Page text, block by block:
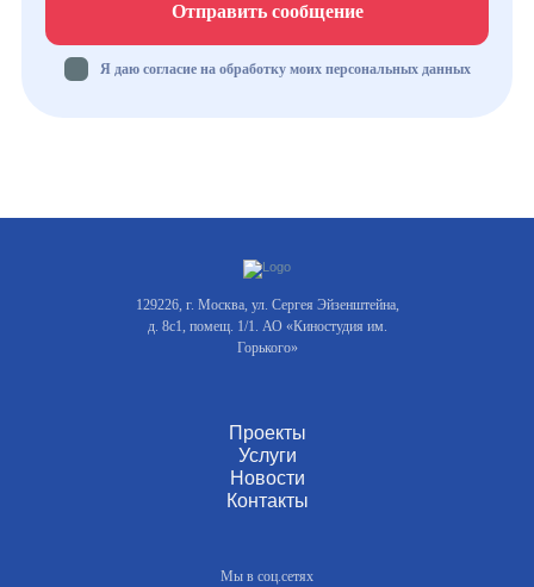
Отправить сообщение
Я даю согласие на обработку моих персональных данных
129226, г. Москва, ул. Сергея Эйзенштейна,
д. 8с1, помещ. 1/1. АО «Киностудия им.
Горького»
Проекты
Услуги
Новости
Контакты
Мы в соц.сетях